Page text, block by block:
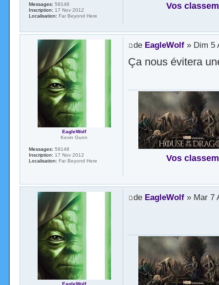
Vos
Messages: 59148
Inscription: 17 Nov 2012
Localisation: Far Beyond Here
de EagleWolf» Dim 5
Ça nous évitera
Vos
EagleWolf
Kevin Gunn
Messages: 59148
Inscription: 17 Nov 2012
Localisation: Far Beyond Here
de EagleWolf» Mar 7
EagleWolf